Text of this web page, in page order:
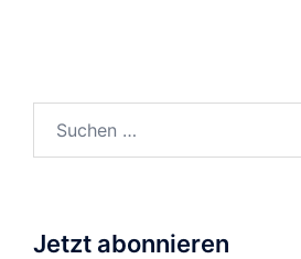
nach:
Jetzt abonnieren